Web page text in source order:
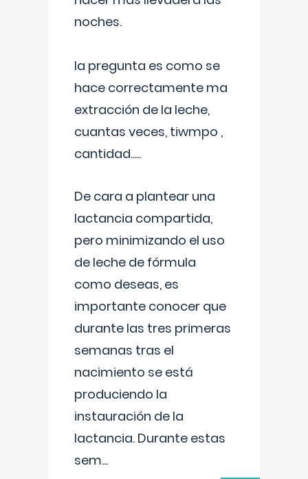
noches.
la pregunta es como se
hace correctamente ma
extracción de la leche,
cuantas veces, tiwmpo ,
cantidad.....
De cara a plantear una
lactancia compartida,
pero minimizando el uso
de leche de fórmula
como deseas, es
importante conocer que
durante las tres primeras
semanas tras el
nacimiento se está
produciendo la
instauración de la
lactancia. Durante estas
sem...